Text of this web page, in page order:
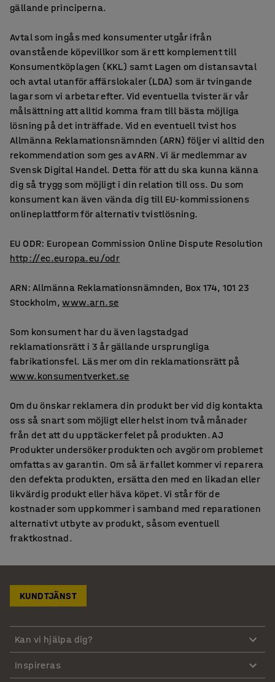
gällande principerna.
Avtal som ingås med konsumenter utgår ifrån
ovanstående köpevillkor som är ett komplement till
Konsumentköplagen (KKL) samt Lagen om distansavtal
och avtal utanför affärslokaler (LDA) som är tvingande
lagar som vi arbetar efter. Vid eventuella tvister är vår
målsättning att alltid komma fram till bästa möjliga
lösning på det inträffade. Vid en eventuell tvist hos
Allmänna Reklamationsnämnden (ARN) följer vi alltid den
rekommendation som ges av ARN. Vi är medlemmar av
Svensk Digital Handel. Detta för att du ska kunna känna
dig så trygg som möjligt i din relation till oss. Du som
konsument kan även vända dig till EU-kommissionens
onlineplattform för alternativ tvistlösning.
EU ODR: European Commission Online Dispute Resolution
http://ec.europa.eu/odr
ARN: Allmänna Reklamationsnämnden, Box 174, 101 23
Stockholm,www.arn.se
Som konsument har du även lagstadgad
reklamationsrätt i 3 år gällande ursprungliga
fabrikationsfel. Läs mer om din reklamationsrätt på
www.konsumentverket.se
Om du önskar reklamera din produkt ber vid dig kontakta
oss så snart som möjligt eller helst inom två månader
från det att du upptäcker felet på produkten. AJ
Produkter undersöker produkten och avgör om problemet
omfattas av garantin. Om så är fallet kommer vi reparera
den defekta produkten, ersätta den med en likadan eller
likvärdig produkt eller häva köpet. Vi står för de
kostnader som uppkommer i samband med reparationen
alternativt utbyte av produkt, såsom eventuell
fraktkostnad.
KUNDTJÄNST
Kan vi hjälpa dig?
Inspireras